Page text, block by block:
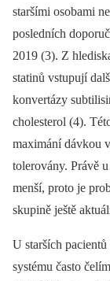
staršími osobami
posledních
2019 (3). Z
statinů vstupují
konvertázy
cholesterol (4).
maximání dávkou
tolerovány. Právě
menší, proto je
skupině ještě
U starších
systému často